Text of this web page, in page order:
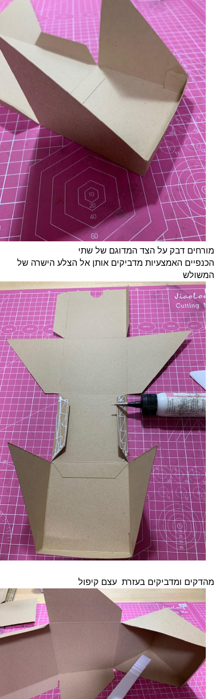
מורחים דבק על הצד המדוגם של שתי
הכנפיים האמצעיות מדביקים אותן אל הצלע הישרה של
המשולש
מהדקים ומדביקים בעזרת עצם קיפול